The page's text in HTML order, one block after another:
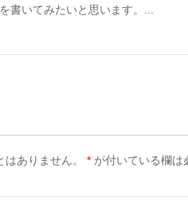
書いてみたいと思います。...
ありません。 * が付いている欄は